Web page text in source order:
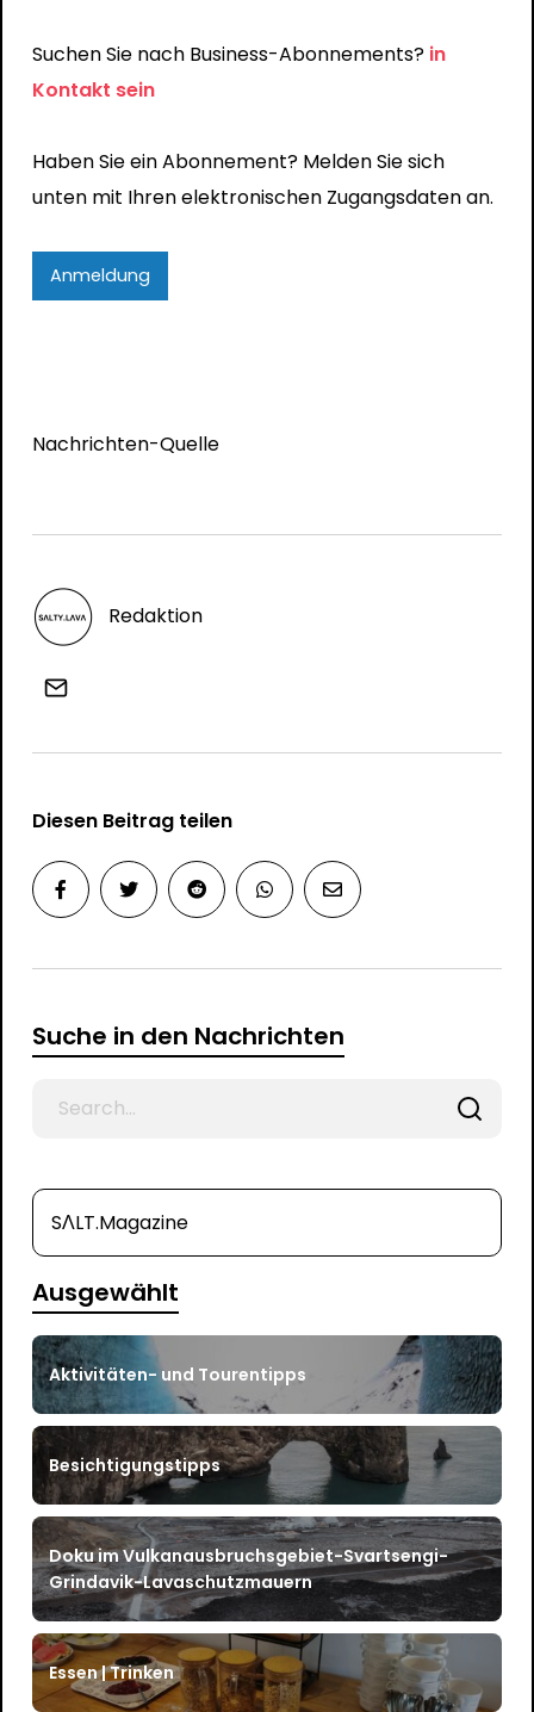
Suchen Sie nach Business-Abonnements? in
Kontakt sein
Haben Sie ein Abonnement? Melden Sie sich
unten mit Ihren elektronischen Zugangsdaten an.
Anmeldung
Nachrichten-Quelle
Redaktion
Diesen Beitrag teilen
Suche in den Nachrichten
SΛLT.Magazine
Ausgewählt
Aktivitäten- und Tourentipps
Besichtigungstipps
Doku im Vulkanausbruchsgebiet-Svartsengi-
Grindavik-Lavaschutzmauern
Essen | Trinken